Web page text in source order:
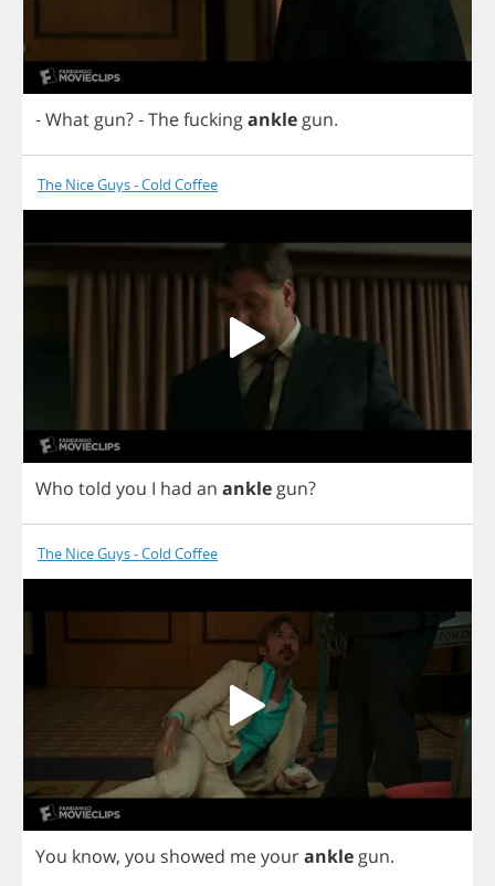
-Whatgun?-Thefuckinganklegun.
The Nice Guys - Cold Coffee
Who told you I had an ankle gun?
The Nice Guys - Cold Coffee
You know, you showed meyourankle gun.